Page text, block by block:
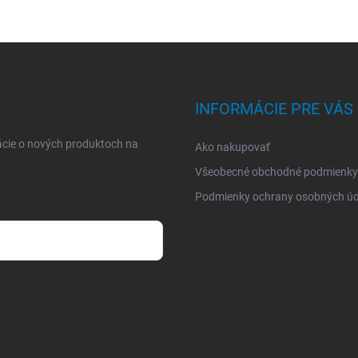
o nových produktoch na
INFORMÁCIE PRE VÁS
Ako nakupovať
Všeobecné obchodné podmienky
Podmienky ochrany osobných